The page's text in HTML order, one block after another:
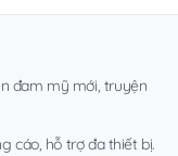
đam mỹ mới, truyện
cáo, hỗ trợ đa thiết bị.